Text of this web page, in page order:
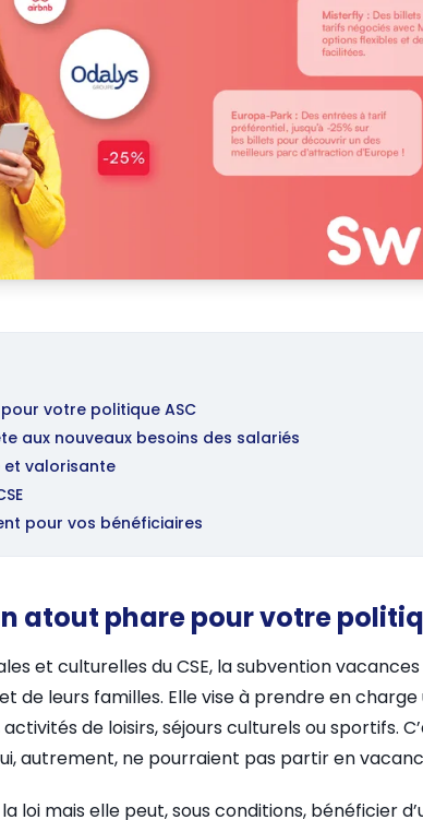
votre politique ASC
aux nouveaux besoins des salariés
et valorisante
pour vos bénéficiaires
atout phare pour votre
et culturelles du CSE, la subvention
de leurs familles. Elle vise à prendre en
de loisirs, séjours culturels ou sportifs.
autrement, ne pourraient pas partir en
loi mais elle peut, sous conditions, bénéficier